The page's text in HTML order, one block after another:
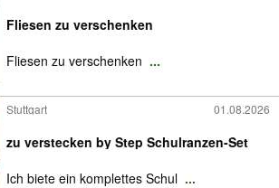
Fliesen zu verschenken
Fliesen zu verschenken ...
Stuttgart 01.08.2026
zu verstecken by Step Schulranzen-Set
Ich biete ein komplettes Schul ...